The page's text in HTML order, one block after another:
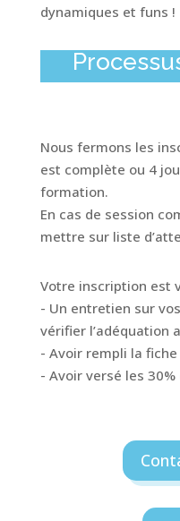
dynamiques et funs !
Nous fermons les
est complète ou 4
formation.
En cas de session
mettre sur liste
Votre inscription est
- Un entretien sur
vérifier l’adéquation
- Avoir rempli la fiche
- Avoir versé les